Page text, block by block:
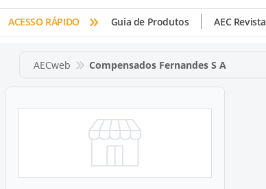
tinta,
etc
ACESSO RÁPIDO » Guia de Produtos AEC Revista
AECweb Compensados Fernandes S A